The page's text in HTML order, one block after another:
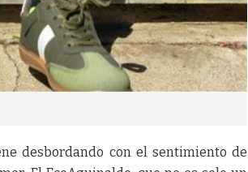
desbordando con el sentimiento de